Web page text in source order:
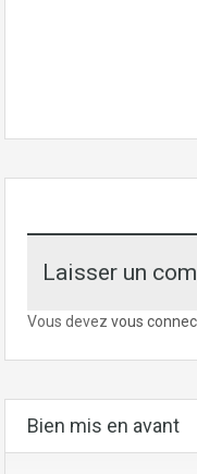
Laisser un
Vous devez vous
Bien mis en avant